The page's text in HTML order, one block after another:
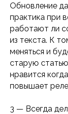
Обновление
практика при
работают ли
из текста. К
меняться и
старую
нравится
повышает
3 — Всегда